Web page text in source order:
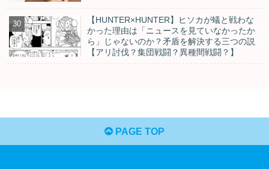
【HUNTER×HUNTER】ヒソカが蟻と戦わな
かった理由は「ニュースを見ていなかったか
ら」じゃないのか？矛盾を解決する三つの説
【アリ討伐？集団戦闘？異種間戦闘？】
PAGE TOP